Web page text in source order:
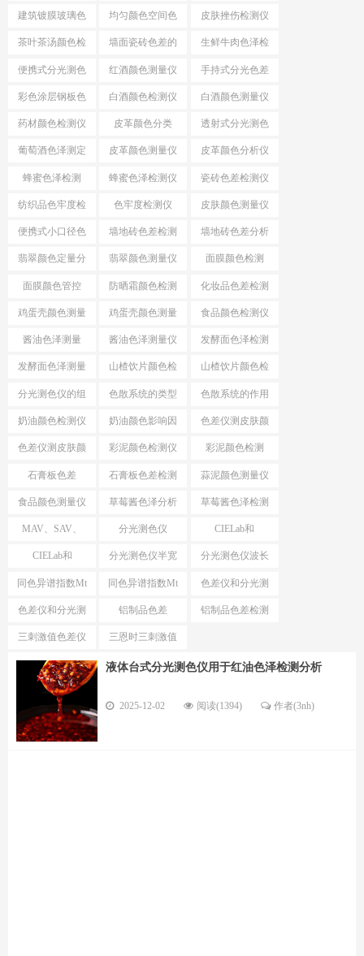
响因素 仪
建筑镀膜玻璃色
差检测仪
均匀颜色空间色
差公式
皮肤挫伤检测仪
茶叶茶汤颜色检
测仪
墙面瓷砖色差的
检测仪
生鲜牛肉色泽检
测仪
便携式分光测色
仪
红酒颜色测量仪 手持式分光色差
仪
彩色涂层钢板色
差检测仪
白酒颜色检测仪 白酒颜色测量仪
药材颜色检测仪 皮革颜色分类 透射式分光测色
仪
葡萄酒色泽测定 皮革颜色测量仪 皮革颜色分析仪
蜂蜜色泽检测 蜂蜜色泽检测仪 瓷砖色差检测仪
纺织品色牢度检
测
色牢度检测仪 皮肤颜色测量仪
便携式小口径色
差仪
墙地砖色差检测
仪
墙地砖色差分析
仪
翡翠颜色定量分
析
翡翠颜色测量仪 面膜颜色检测
面膜颜色管控 防晒霜颜色检测
仪
化妆品色差检测
仪
鸡蛋壳颜色测量 鸡蛋壳颜色测量
仪
食品颜色检测仪
酱油色泽测量 酱油色泽测量仪 发酵面色泽检测
仪
发酵面色泽测量
仪
山楂饮片颜色检
测工具
山楂饮片颜色检
测仪器
分光测色仪的组
成
色散系统的类型 色散系统的作用
奶油颜色检测仪 奶油颜色影响因
素
色差仪测皮肤颜
色
色差仪测皮肤颜
色方法
彩泥颜色检测仪 彩泥颜色检测
石膏板色差 石膏板色差检测 蒜泥颜色测量仪
食品颜色测量仪 草莓酱色泽分析
仪
草莓酱色泽检测
仪
MAV、SAV、
SSAV区别
分光测色仪
MAV、SAV、
SSAV
CIELab和
HunterLab
CIELab和
HunterLab区别
分光测色仪半宽
带
分光测色仪波长
间隔
同色异谱指数Mt 同色异谱指数Mt
测试仪
色差仪和分光测
色仪区别
色差仪和分光测
色仪选择
铝制品色差 铝制品色差检测
三刺激值色差仪
优势
三恩时三刺激值
色差仪型号
液体台式分光测色仪用于红油色泽检测分析
2025-12-02 阅读(1394) 作者(3nh)